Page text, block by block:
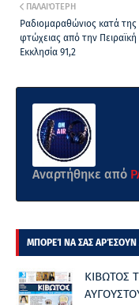
ΠΑΛΑΙΌΤΕΡΗ
Ραδιομαραθώνιος κατά της
φτώχειας από την Πειραϊκή
Εκκλησία 91,2
Αναρτήθηκε από
ΜΠΟΡΕΊ ΝΑ ΣΑΣ ΑΡΈΣΟΥΝ
ΚΙΒΩΤΟΣ